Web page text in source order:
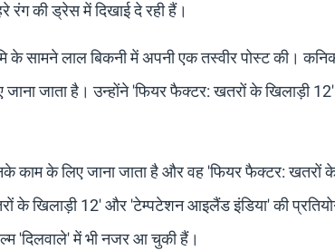
की ड्रेस में दिखाई दे रही हैं।
सामने लाल बिकनी में अपनी एक तस्वीर पोस्ट की।
जाना जाता है। उन्होंने 'फियर फैक्टर: खतरों के खिलाड़ी
काम के लिए जाना जाता है और वह 'फियर फैक्टर: खतरों
के खिलाड़ी 12' और 'टेम्पटेशन आइलैंड इंडिया' की
'दिलवाले' में भी नजर आ चुकी हैं।